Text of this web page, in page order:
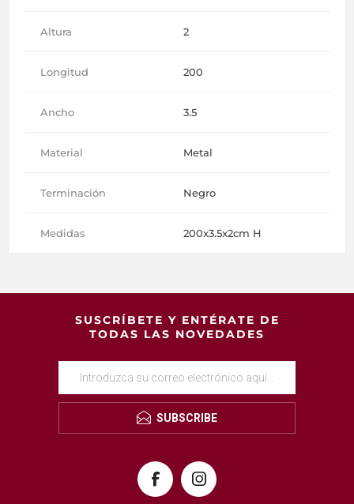
Altura 2
Longitud 200
Ancho 3.5
Material Metal
Terminación Negro
Medidas 200x3.5x2cm H
SUSCRÍBETE Y ENTÉRATE DE
TODAS LAS NOVEDADES
SUBSCRIBE